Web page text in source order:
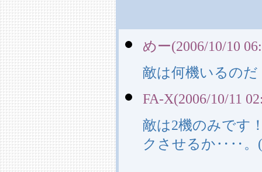
めー(2006/10/10
敵は何機いるの
FA-X(2006/10/11
敵は2機のみです
クさせるか‥‥。